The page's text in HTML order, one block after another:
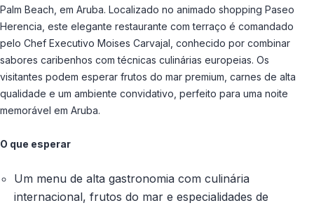
Palm Beach, em Aruba. Localizado no animado shopping Paseo
Herencia, este elegante restaurante com terraço é comandado
pelo Chef Executivo Moises Carvajal, conhecido por combinar
sabores caribenhos com técnicas culinárias europeias. Os
visitantes podem esperar frutos do mar premium, carnes de alta
qualidade e um ambiente convidativo, perfeito para uma noite
memorável em Aruba.
O que esperar
Um menu de alta gastronomia com culinária
internacional, frutos do mar e especialidades de